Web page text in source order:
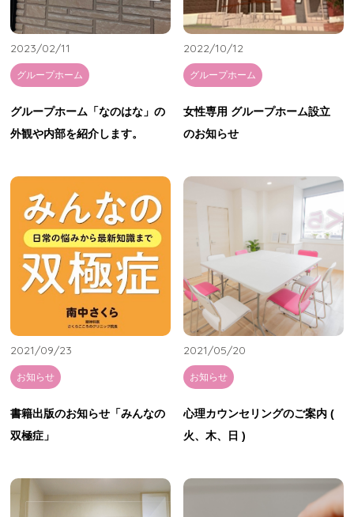
2023/02/11
グループホーム
グループホーム「なのはな」の
外観や内部を紹介します。
2022/10/12
グループホーム
女性専用 グループホーム設立
のお知らせ
2021/09/23
お知らせ
書籍出版のお知らせ「みんなの
双極症」
2021/05/20
お知らせ
心理カウンセリングのご案内 (
火、木、日 )